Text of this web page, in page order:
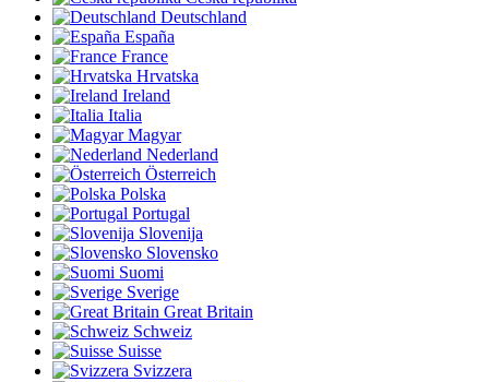
Deutschland
España
France
Hrvatska
Ireland
Italia
Magyar
Nederland
Österreich
Polska
Portugal
Slovenija
Slovensko
Suomi
Sverige
Great Britain
Schweiz
Suisse
Svizzera